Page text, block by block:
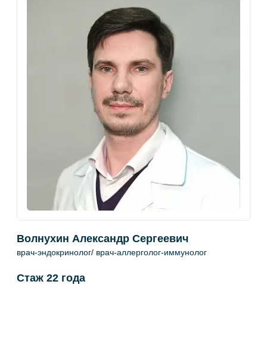
Волнухин Александр Сергеевич
врач-эндокринолог/ врач-аллерголог-иммунолог
Стаж 22 года